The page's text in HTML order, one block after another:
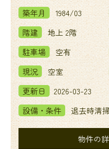
築年月
1984/03
階建
地上 2階
駐車場
空有
現況
空室
更新日
2026-03-23
設備・条件
退去時清
物件の